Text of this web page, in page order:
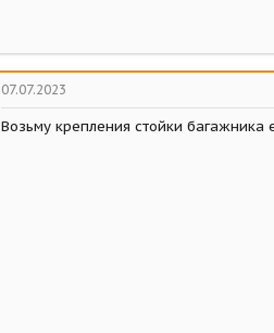
07.07.2023
Возьму крепления стойки багажника